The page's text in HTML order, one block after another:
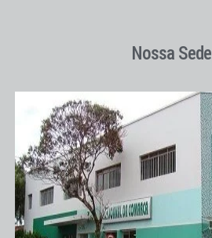
Nossa Sede